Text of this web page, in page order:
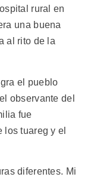
rural en
una buena
al rito de la
el pueblo
observante del
fue
los tuareg y el
diferentes. Mi